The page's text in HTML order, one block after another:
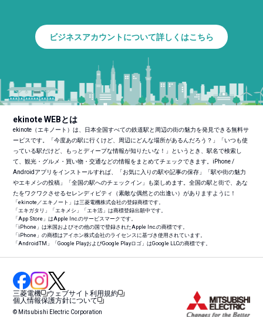
ビジネスアカウントについて詳しくはこちら
ekinote WEBとは
ekinote（エキノート）は、日本全国すべての鉄道駅と周辺の街の魅力を発見できる無料サ
ービスです。「今度あの駅に行くけど、周辺にどんな場所があるんだろう？」「いつも使
っている駅だけど、もっとディープな情報が知りたいな！」というとき、駅名で検索し
て、観光・グルメ・買い物・交通などの情報をまとめてチェックできます。iPhone /
Androidアプリをインストールすれば、「お気に入りの駅や記事の保存」「駅や街の魅力
やエキメシの投稿」「全国の駅へのチェックイン」も楽しめます。全国の駅と街で、あな
たをワクワクさせるセレンディピティ（素敵な偶然との出逢い）がありますように！
「ekinote／エキノート」は三菱電機株式会社の登録商標です。
「エキガタリ」「エキメシ」「エキ活」は商標登録出願中です。
「App Store」はApple Inc.のサービスマークです。
「iPhone」は米国およびその他の国で登録されたApple Inc.の商標です。
「iPhone」の商標はアイホン株式会社のライセンスに基づき使用されています。
「AndroidTM 」「Google PlayおよびGoogle Playロゴ」はGoogle LLCの商標です。
三菱電機
ウェブサイト利用規約
個人情報保護方針について
© Mitsubishi Electric Corporation